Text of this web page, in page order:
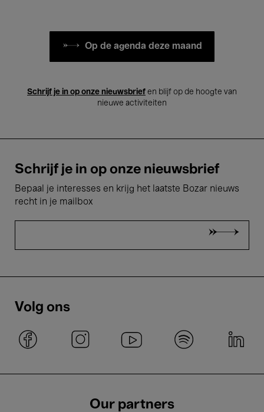
Op de agenda deze maand
Schrijf je in op onze nieuwsbrief en blijf op de hoogte van
nieuwe activiteiten
Schrijf je in op onze nieuwsbrief
Bepaal je interesses en krijg het laatste Bozar nieuws
recht in je mailbox
Volg ons
Our partners